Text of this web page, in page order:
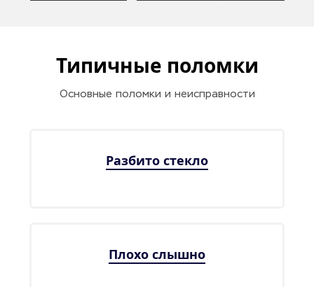
Типичные поломки
Основные поломки и неисправности
Разбито стекло
Плохо слышно